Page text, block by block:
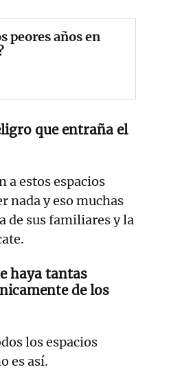
peores años en
que entraña el
a estos espacios
nada y eso muchas
de sus familiares y la
haya tantas
de los
los espacios
es así.